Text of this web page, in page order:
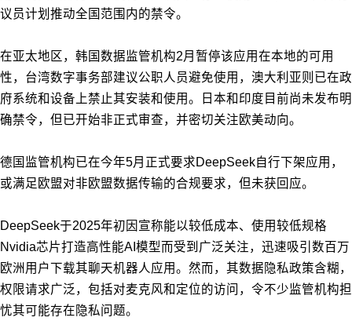
议员计划推动全国范围内的禁令。
在亚太地区，韩国数据监管机构2月暂停该应用在本地的可用
性，台湾数字事务部建议公职人员避免使用，澳大利亚则已在政
府系统和设备上禁止其安装和使用。日本和印度目前尚未发布明
确禁令，但已开始非正式审查，并密切关注欧美动向。
德国监管机构已在今年5月正式要求DeepSeek自行下架应用，
或满足欧盟对非欧盟数据传输的合规要求，但未获回应。
DeepSeek于2025年初因宣称能以较低成本、使用较低规格
Nvidia芯片打造高性能AI模型而受到广泛关注，迅速吸引数百万
欧洲用户下载其聊天机器人应用。然而，其数据隐私政策含糊，
权限请求广泛，包括对麦克风和定位的访问，令不少监管机构担
忧其可能存在隐私问题。